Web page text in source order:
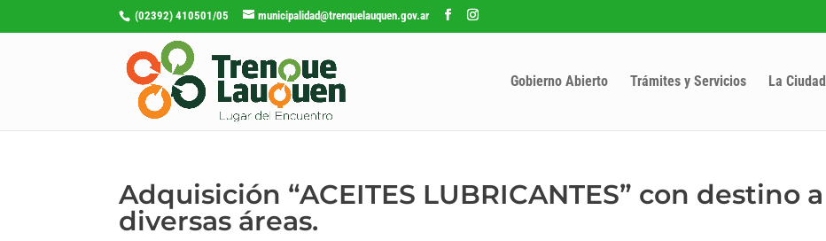
(02392) 410501/05 municipalidad@trenquelauquen.gov.ar
Gobierno Abierto Trámites y Servicios La Ciudad
Adquisición “ACEITES LUBRICANTES” con destino a
diversas áreas.